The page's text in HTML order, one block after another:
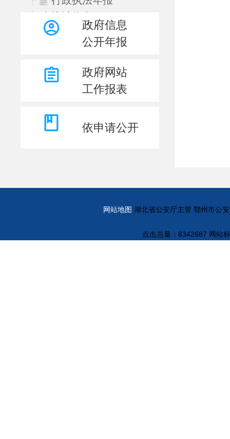
其他主动公开内容
规划计划
政府信息
公开年报
政府网站
工作报表
依申请公开
网站地图 湖北省公安厅主管 鄂州市公
点击总量： 8342687 网站